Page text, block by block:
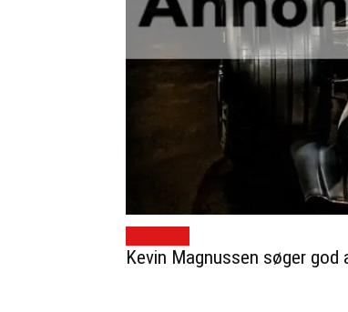
Kevin Magnussen søger god